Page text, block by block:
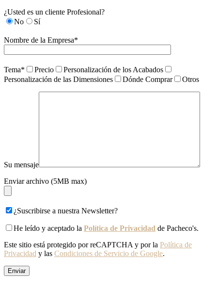
¿Usted es un cliente Profesional?
No
Sí
Nombre de la Empresa*
Tema* Precio
Personalización de los Acabados
Personalización de las Dimensiones
Dónde Comprar Otros
Su mensaje
Enviar archivo (5MB max)
¿Suscribirse a nuestra Newsletter?
He leído y aceptado la Política de Privacidad de Pacheco's.
Este sitio está protegido por reCAPTCHA y por la Política de
Privacidad y las Condiciones de Servicio de Google.